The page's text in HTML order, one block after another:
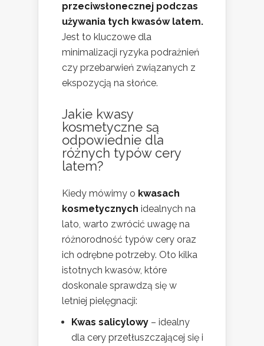
przeciwsłonecznej podczas
używania tych kwasów latem.
Jest to kluczowe dla
minimalizacji ryzyka podrażnień
czy przebarwień związanych z
ekspozycją na słońce.
Jakie kwasy
kosmetyczne są
odpowiednie dla
różnych typów cery
latem?
Kiedy mówimy o kwasach
kosmetycznych idealnych na
lato, warto zwrócić uwagę na
różnorodność typów cery oraz
ich odrębne potrzeby. Oto kilka
istotnych kwasów, które
doskonale sprawdzą się w
letniej pielęgnacji:
Kwas salicylowy – idealny
dla cery przetłuszczającej się i